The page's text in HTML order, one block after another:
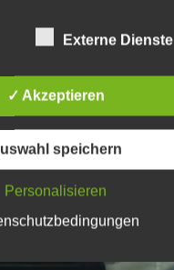
Externe Dienste
✓ Akzeptieren
speichern
Personalisieren